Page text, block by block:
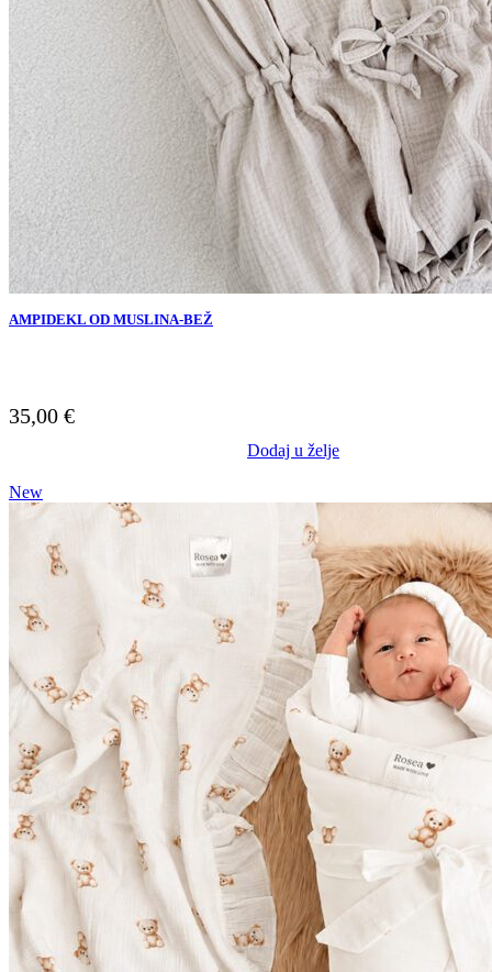
AMPIDEKL OD MUSLINA-BEŽ
35,00 €
Dodaj u želje
New